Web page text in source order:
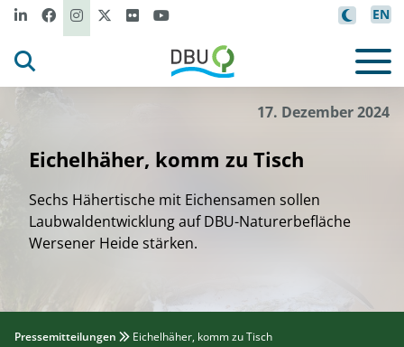
EN
©
Geo
r g Pau
l
uhn
/ p
i
c
lease
17. Dezember 2024
Eichelhäher, komm zu Tisch
Sechs Hähertische mit Eichensamen sollen
Laubwaldentwicklung auf DBU-Naturerbefläche
Wersener Heide stärken.
Pressemitteilungen Eichelhäher, komm zu Tisch